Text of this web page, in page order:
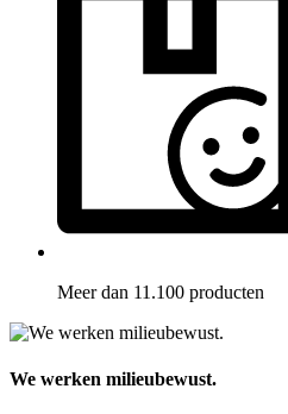
Meer dan 11.100 producten
We werken milieubewust.